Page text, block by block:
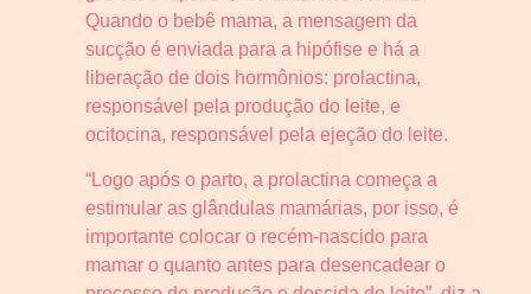
Quando o bebê mama, a mensagem da
sucção é enviada para a hipófise e há a
liberação de dois hormônios: prolactina,
responsável pela produção do leite, e
ocitocina, responsável pela ejeção do leite.
“Logo após o parto, a prolactina começa a
estimular as glândulas mamárias, por isso, é
importante colocar o recém-nascido para
mamar o quanto antes para desencadear o